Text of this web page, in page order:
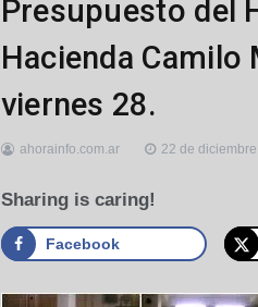
Presupuesto del
Hacienda Camilo
viernes 28.
ahorainfo.com.ar 22 de
Sharing is caring!
Facebook